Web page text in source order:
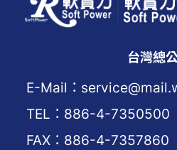
台灣總
E-Mail：
TEL：886-4-7350500
FAX：886-4-7357860